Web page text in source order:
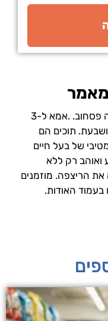
נעים מאוד, ריטה פסחוב. .אמא ל-3
תוכים הם
של בעל חיים
ואוהב רק ללא
הריצפה. מוזמנים
בעמוד האודות.